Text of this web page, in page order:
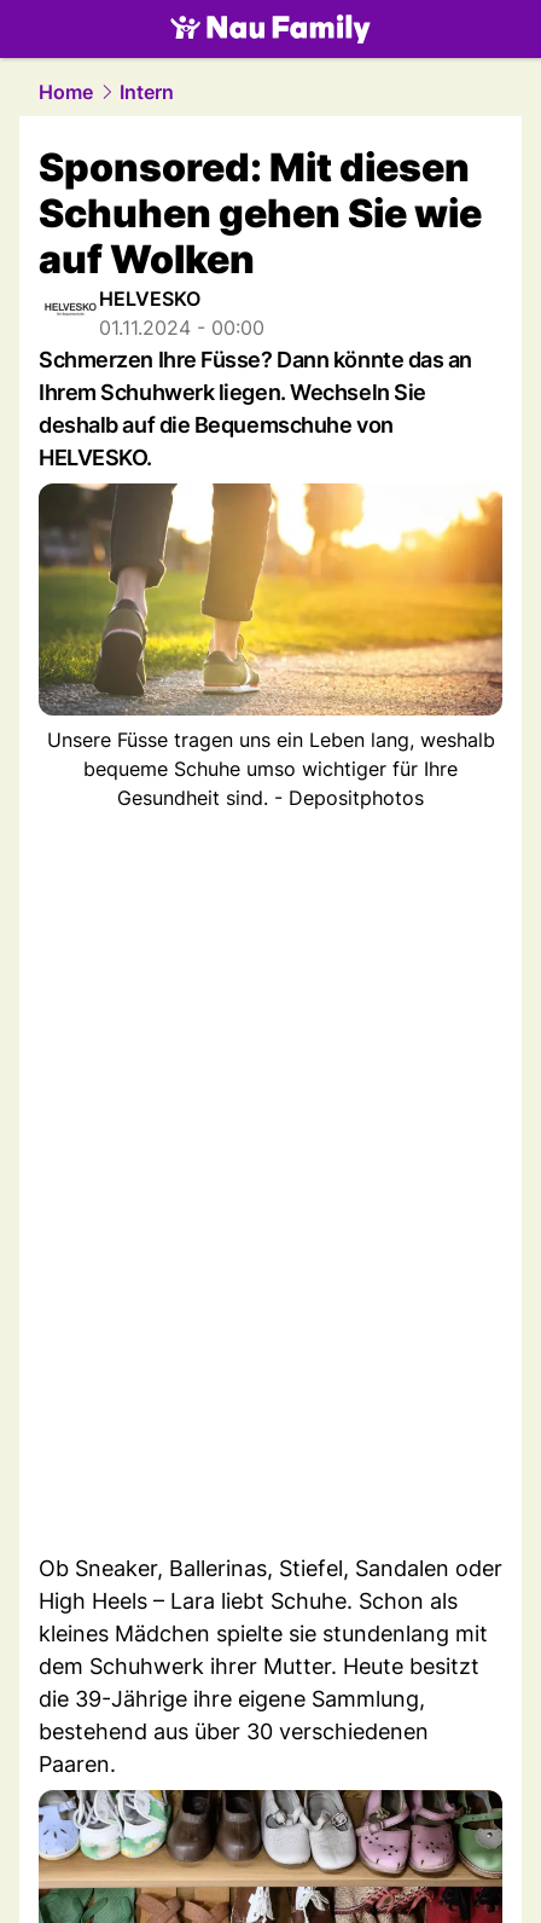
family.NAU.ch
Home Intern
Sponsored: Mit diesen
Schuhen gehen Sie wie
auf Wolken
HELVESKO
01.11.2024 - 00:00
Schmerzen Ihre Füsse? Dann könnte das an
Ihrem Schuhwerk liegen. Wechseln Sie
deshalb auf die Bequemschuhe von
HELVESKO.
Unsere Füsse tragen uns ein Leben lang, weshalb
bequeme Schuhe umso wichtiger für Ihre
Gesundheit sind. - Depositphotos
Ob Sneaker, Ballerinas, Stiefel, Sandalen oder
High Heels – Lara liebt Schuhe. Schon als
kleines Mädchen spielte sie stundenlang mit
dem Schuhwerk ihrer Mutter. Heute besitzt
die 39-Jährige ihre eigene Sammlung,
bestehend aus über 30 verschiedenen
Paaren.